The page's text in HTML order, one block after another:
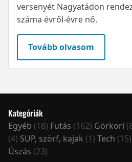
versenyét Nagyatádon
száma évről-évre nő.
Tovább olvasom
Kategóriák
Egyéb (18) Futás (162) Görkori
(4) SUP, szörf, kajak (1) Tech (15)
Úszás (23)